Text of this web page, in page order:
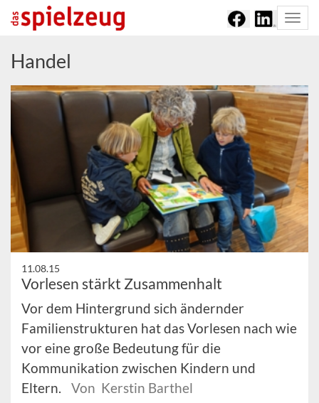
Handel
11.08.15
Vorlesen stärkt Zusammenhalt
Vor dem Hintergrund sich ändernder
Familienstrukturen hat das Vorlesen nach wie
vor eine große Bedeutung für die
Kommunikation zwischen Kindern und
Eltern.
Von Kerstin Barthel